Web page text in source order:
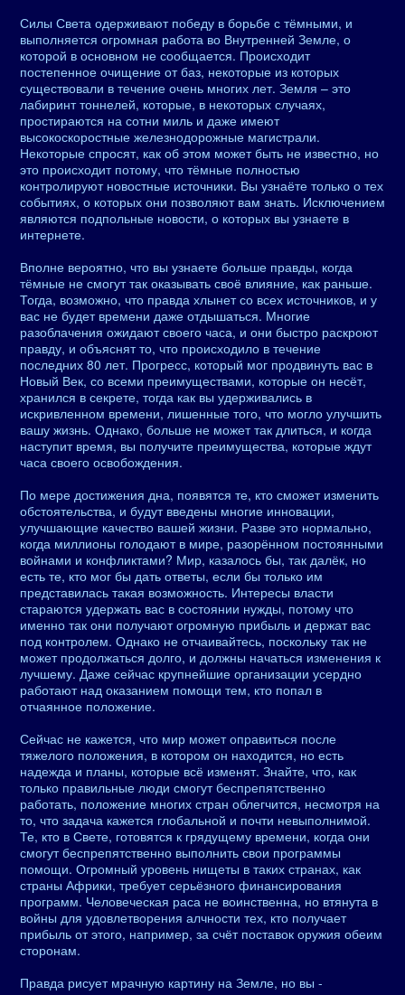
Силы Света одерживают победу в борьбе с тёмными, и
выполняется огромная работа во Внутренней Земле, о
которой в основном не сообщается. Происходит
постепенное очищение от баз, некоторые из которых
существовали в течение очень многих лет. Земля – это
лабиринт тоннелей, которые, в некоторых случаях,
простираются на сотни миль и даже имеют
высокоскоростные железнодорожные магистрали.
Некоторые спросят, как об этом может быть не известно, но
это происходит потому, что тёмные полностью
контролируют новостные источники. Вы узнаёте только о тех
событиях, о которых они позволяют вам знать. Исключением
являются подпольные новости, о которых вы узнаете в
интернете.
Вполне вероятно, что вы узнаете больше правды, когда
тёмные не смогут так оказывать своё влияние, как раньше.
Тогда, возможно, что правда хлынет со всех источников, и у
вас не будет времени даже отдышаться. Многие
разоблачения ожидают своего часа, и они быстро раскроют
правду, и объяснят то, что происходило в течение
последних 80 лет. Прогресс, который мог продвинуть вас в
Новый Век, со всеми преимуществами, которые он несёт,
хранился в секрете, тогда как вы удерживались в
искривленном времени, лишенные того, что могло улучшить
вашу жизнь. Однако, больше не может так длиться, и когда
наступит время, вы получите преимущества, которые ждут
часа своего освобождения.
По мере достижения дна, появятся те, кто сможет изменить
обстоятельства, и будут введены многие инновации,
улучшающие качество вашей жизни. Разве это нормально,
когда миллионы голодают в мире, разорённом постоянными
войнами и конфликтами? Мир, казалось бы, так далёк, но
есть те, кто мог бы дать ответы, если бы только им
представилась такая возможность. Интересы власти
стараются удержать вас в состоянии нужды, потому что
именно так они получают огромную прибыль и держат вас
под контролем. Однако не отчаивайтесь, поскольку так не
может продолжаться долго, и должны начаться изменения к
лучшему. Даже сейчас крупнейшие организации усердно
работают над оказанием помощи тем, кто попал в
отчаянное положение.
Сейчас не кажется, что мир может оправиться после
тяжелого положения, в котором он находится, но есть
надежда и планы, которые всё изменят. Знайте, что, как
только правильные люди смогут беспрепятственно
работать, положение многих стран облегчится, несмотря на
то, что задача кажется глобальной и почти невыполнимой.
Те, кто в Свете, готовятся к грядущему времени, когда они
смогут беспрепятственно выполнить свои программы
помощи. Огромный уровень нищеты в таких странах, как
страны Африки, требует серьёзного финансирования
программ. Человеческая раса не воинственна, но втянута в
войны для удовлетворения алчности тех, кто получает
прибыль от этого, например, за счёт поставок оружия обеим
сторонам.
Правда рисует мрачную картину на Земле, но вы -